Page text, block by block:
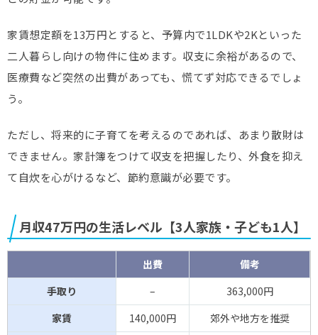
家賃想定額を13万円とすると、予算内で1LDKや2Kといった
二人暮らし向けの物件に住めます。収支に余裕があるので、
医療費など突然の出費があっても、慌てず対応できるでしょ
う。
ただし、将来的に子育てを考えるのであれば、あまり散財は
できません。家計簿をつけて収支を把握したり、外食を抑え
て自炊を心がけるなど、節約意識が必要です。
月収47万円の生活レベル【3人家族・子ども1人】
出費
備考
手取り
–
363,000円
家賃
140,000円
郊外や地方を推奨